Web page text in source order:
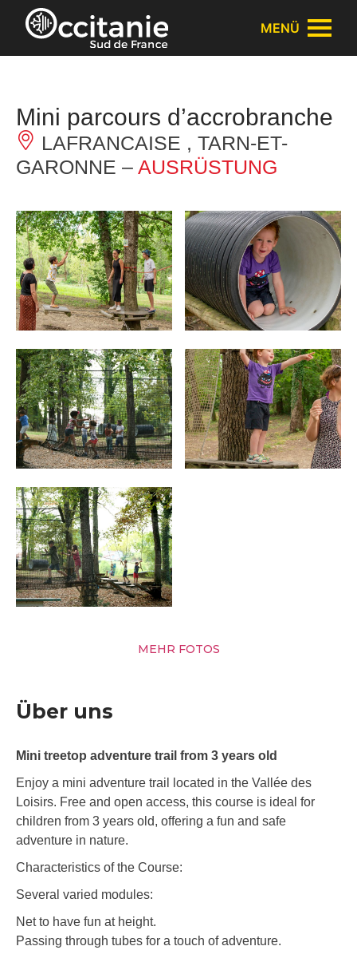
Cookie-Einstellungen
MENÜ
Mini parcours d’accrobranche
LAFRANCAISE , TARN-ET-
GARONNE – AUSRÜSTUNG
MEHR FOTOS
Über uns
Mini treetop adventure trail from 3 years old
Enjoy a mini adventure trail located in the Vallée des
Loisirs. Free and open access, this course is ideal for
children from 3 years old, offering a fun and safe
adventure in nature.
Characteristics of the Course:
Several varied modules:
Net to have fun at height.
Passing through tubes for a touch of adventure.